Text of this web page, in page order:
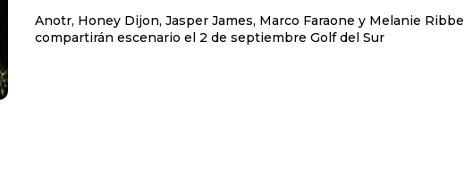
Anotr, Honey Dijon, Jasper James, Marco Faraone y Melanie Ribbe
compartirán escenario el 2 de septiembre Golf del Sur